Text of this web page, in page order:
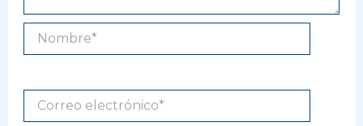
Nombre*
Correo
electrónico*